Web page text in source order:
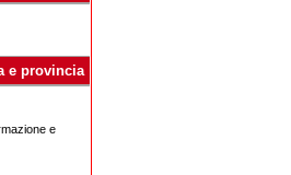
e provincia
e